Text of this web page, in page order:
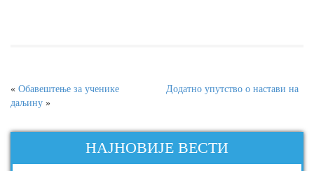
« Обавештење за ученике
Додатно упутство о настави на
даљину »
НАЈНОВИЈЕ ВЕСТИ